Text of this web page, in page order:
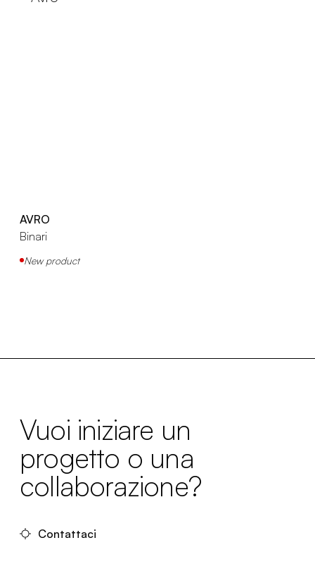
AVRO
Binari
New product
Vuoi iniziare un
progetto o una
collaborazione?
Contattaci